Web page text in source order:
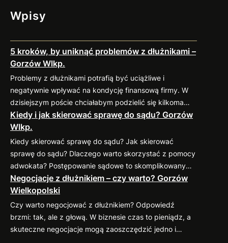
Wpisy
5 kroków, by uniknąć problemów z dłużnikami –
Gorzów Wlkp.
Problemy z dłużnikami potrafią być uciążliwe i
negatywnie wpływać na kondycję finansową firmy. W
dzisiejszym poście chciałabym podzielić się kilkoma
sprawdzonymi praktykami, które pomogą
zminimalizować ryzyko takich sytuacji. 1. Weryfikacja
kontrahenta przed nawiązaniem współpracy Zanim
podpiszesz umowę, dokładnie sprawdź potencjalnego
kontrahenta. Możesz zweryfikować jego wiarygodność
finansową w dostępnych bazach gospodarczych (np.
KRD, BIG) oraz poprosić o…
Kiedy i jak skierować sprawę do sądu? Gorzów
Wlkp.
Kiedy skierować sprawę do sądu? Jak skierować
sprawę do sądu? Dlaczego warto skorzystać z pomocy
adwokata? Postępowanie sądowe to skomplikowany
proces, który wymaga znajomości przepisów oraz
procedur. Profesjonalny pełnomocnik: Jeśli
zastanawiasz się nad skierowaniem swojej sprawy do
sądu, zapraszam do kontaktu
883 593 553. Chętnie
pomogę w ocenie sytuacji, przygotowaniu pozwu i
Negocjacje z dłużnikiem – czy warto? Gorzów
Wielkopolski
Czy warto negocjować z dłużnikiem? Odpowiedź
brzmi: tak, ale z głową. W biznesie czas to pieniądz, a
skuteczne negocjacje mogą zaoszczędzić jedno i